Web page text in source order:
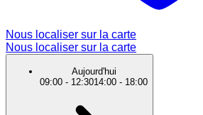
Nous localiser sur la carte
Nous localiser sur la carte
Aujourd'hui
09:00 - 12:3014:00 - 18:00